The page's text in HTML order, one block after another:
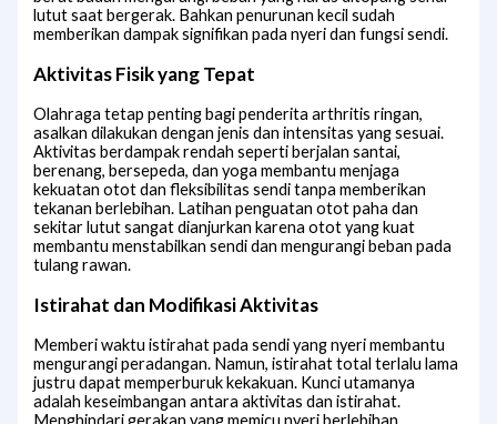
lutut saat bergerak. Bahkan penurunan kecil sudah
memberikan dampak signifikan pada nyeri dan fungsi sendi.
Aktivitas Fisik yang Tepat
Olahraga tetap penting bagi penderita arthritis ringan,
asalkan dilakukan dengan jenis dan intensitas yang sesuai.
Aktivitas berdampak rendah seperti berjalan santai,
berenang, bersepeda, dan yoga membantu menjaga
kekuatan otot dan fleksibilitas sendi tanpa memberikan
tekanan berlebihan. Latihan penguatan otot paha dan
sekitar lutut sangat dianjurkan karena otot yang kuat
membantu menstabilkan sendi dan mengurangi beban pada
tulang rawan.
Istirahat dan Modifikasi Aktivitas
Memberi waktu istirahat pada sendi yang nyeri membantu
mengurangi peradangan. Namun, istirahat total terlalu lama
justru dapat memperburuk kekakuan. Kunci utamanya
adalah keseimbangan antara aktivitas dan istirahat.